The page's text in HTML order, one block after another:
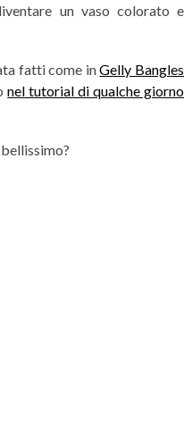
un vaso colorato e
fatti come inGelly Bangles
nel tutorial di qualche giorno